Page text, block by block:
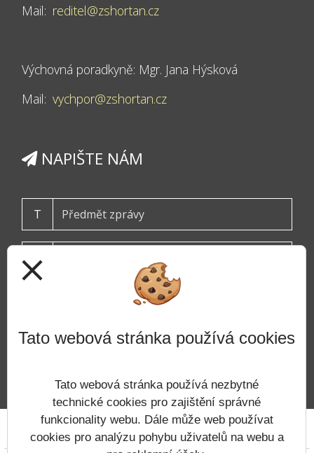
Mail: reditel@zshortan.cz
Výchovná poradkyně: Mgr. Jana Hýsková
Mail: vychpor@zshortan.cz
NAPIŠTE NÁM
T
Prohlášení o přístupnosti Mapa webu Cookies
close
Tato webová stránka používá cookies
Tato webová stránka používá nezbytné
technické cookies pro zajištění správné
funkcionality webu. Dále může web používat
cookies pro analýzu pohybu uživatelů na webu a